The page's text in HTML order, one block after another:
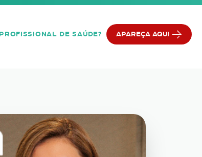
PROFISSIONAL DE SAÚDE? APAREÇA AQUI